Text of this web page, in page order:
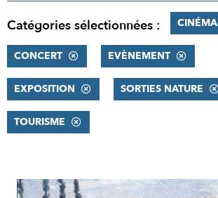
Catégories sélectionnées : CINÉMA
CONCERT EVÈNEMENT
EXPOSITION SORTIES NATURE
TOURISME
RÉSULTATS